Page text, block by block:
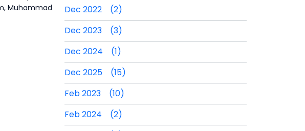
Muhammad
Dec 2022 (2)
Dec 2023 (3)
Dec 2024 (1)
Dec 2025 (15)
Feb 2023 (10)
Feb 2024 (2)